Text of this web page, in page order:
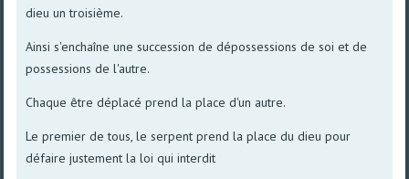
dieu un troisième.
Ainsi s'enchaîne une succession de dépossessions de soi et de
possessions de l'autre.
Chaque être déplacé prend la place d'un autre.
Le premier de tous, le serpent prend la place du dieu pour
défaire justement la loi qui interdit